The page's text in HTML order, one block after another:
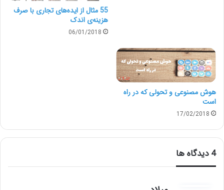
می‌توانید قطعه چاپ کنید
55 مثال از ایده‌های تجاری با صرف
هزینه‌ی اندک
06/01/2018
هوش مصنوعی و تحولی که در راه
است
17/02/2018
‫4 دیدگاه ها